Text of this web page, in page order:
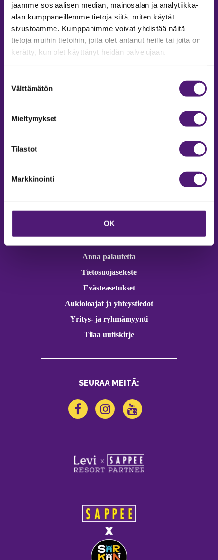
jaamme sosiaalisen median, mainosalan ja analytiikka-
alan kumppaneillemme tietoja siitä, miten käytät
sivustoamme. Kumppanimme voivat yhdistää näitä
tietoja muihin tietoihin, joita olet antanut heille tai joita on
kerätty, kun olet käyttänyt heidän palvelujaan.
valinta
Välttämätön
Mieltymykset
Tilastot
Markkinointi
OK
MAJOITUS
Vastuullisuus
Ympäristöohjelma
Anna palautetta
Tietosuojaseloste
Evästeasetukset
Aukioloajat ja yhteystiedot
Yritys- ja ryhmämyynti
Tilaa uutiskirje
SEURAA MEITÄ: